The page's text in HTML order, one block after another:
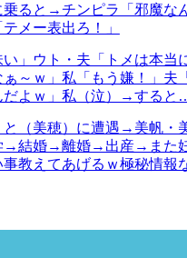
ると→チンピラ「邪魔な
メー表出ろ！」
い」ウト・夫「トメは本当
～ｗ」私「もう嫌！」夫
だよｗ」私（泣）→すると
と（美穂）に遭遇→美帆・
→結婚→離婚→出産→また
教えてあげるｗ極秘情報